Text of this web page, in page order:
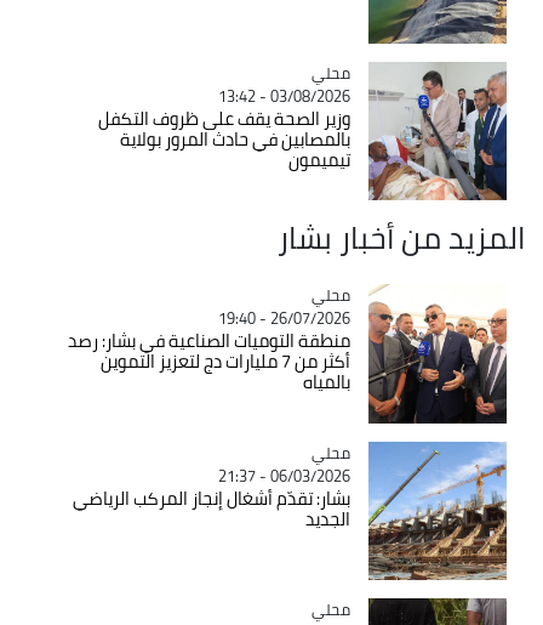
Catégorie
محلي
03/08/2026 - 13:42
وزير الصحة يقف على ظروف التكفل
بالمصابين في حادث المرور بولاية
تيميمون
المزيد من أخبار بشار
Catégorie
محلي
26/07/2026 - 19:40
منطقة التوميات الصناعية في بشار: رصد
أكثر من 7 مليارات دج لتعزيز التموين
بالمياه
Catégorie
محلي
06/03/2026 - 21:37
بشار: تقدّم أشغال إنجاز المركب الرياضي
الجديد
Catégorie
محلي